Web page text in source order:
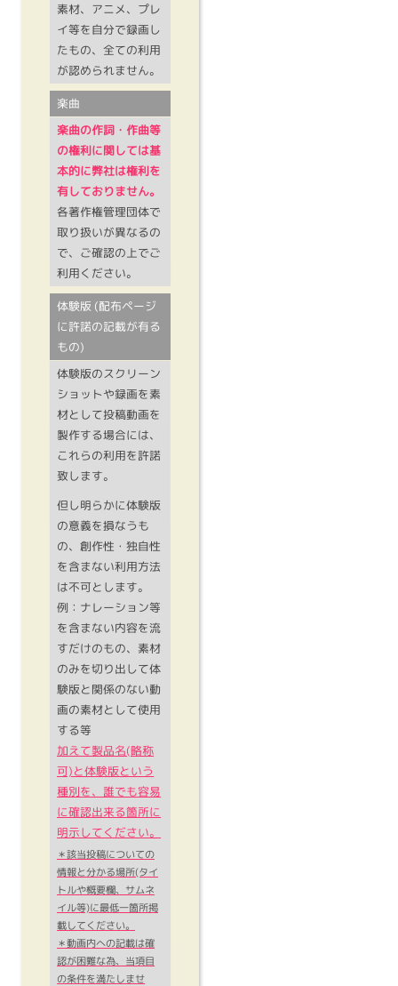
素材、アニメ、プレ
イ等を自分で録画し
たもの、全ての利用
が認められません。
楽曲
楽曲の作詞・作曲等
の権利に関しては基
本的に弊社は権利を
有しておりません。
各著作権管理団体で
取り扱いが異なるの
で、ご確認の上でご
利用ください。
体験版 (配布ページ
に許諾の記載が有る
もの)
体験版のスクリーン
ショットや録画を素
材として投稿動画を
製作する場合には、
これらの利用を許諾
致します。
但し明らかに体験版
の意義を損なうも
の、創作性・独自性
を含まない利用方法
は不可とします。
例：ナレーション等
を含まない内容を流
すだけのもの、素材
のみを切り出して体
験版と関係のない動
画の素材として使用
する等
加えて製品名(略称
可)と体験版という
種別を、誰でも容易
に確認出来る箇所に
明示してください。
＊該当投稿についての
情報と分かる場所(タイ
トルや概要欄、サムネ
イル等)に最低一箇所掲
載してください。
＊動画内への記載は確
認が困難な為、当項目
の条件を満たしませ